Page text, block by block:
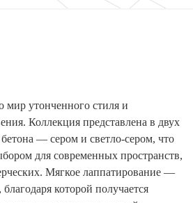
мир утонченного стиля и
Коллекция представлена в двух
— сером и светло-сером, что
для современных пространств,
Мягкое лаппатирование —
которой получается